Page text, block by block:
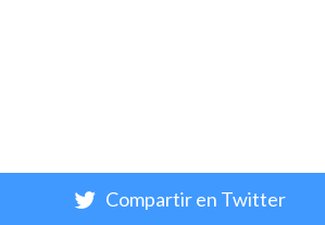
Compartir en Twitter